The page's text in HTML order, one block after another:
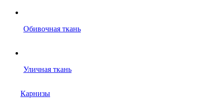
Обивочная ткань
Уличная ткань
Карнизы